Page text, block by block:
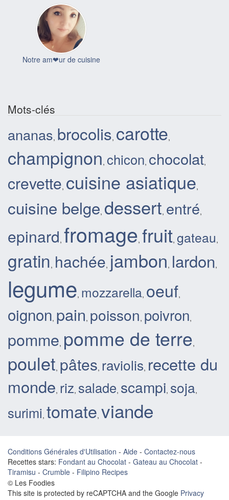
Notre am❤ur de cuisine
Mots-clés
ananas, brocolis, carotte,
champignon, chicon, chocolat,
crevette, cuisine asiatique,
cuisine belge, dessert, entré,
epinard, fromage, fruit, gateau,
gratin, hachée, jambon, lardon,
legume, mozzarella, oeuf,
oignon, pain, poisson, poivron,
pomme, pomme de terre,
poulet, pâtes, raviolis, recette du
monde, riz, salade, scampi, soja,
surimi, tomate, viande
Conditions Générales d'Utilisation - Aide - Contactez-nous
Recettes stars: Fondant au Chocolat - Gateau au Chocolat -
Tiramisu - Crumble - Filipino Recipes
© Les Foodies
This site is protected by reCAPTCHA and the Google Privacy